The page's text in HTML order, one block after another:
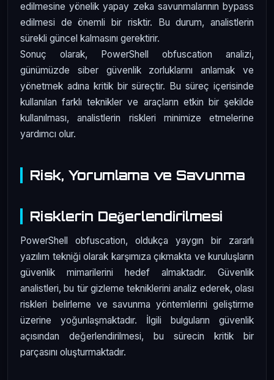
edilmesine yönelik yapay zeka savunmalarının bypass
edilmesi de önemli bir risktir. Bu durum, analistlerin
sürekli güncel kalmasını gerektirir.
Sonuç olarak, PowerShell obfuscation analizi,
günümüzde siber güvenlik zorluklarını anlamak ve
yönetmek adına kritik bir süreçtir. Bu süreç içerisinde
kullanılan farklı teknikler ve araçların etkin bir şekilde
kullanılması, analistlerin riskleri minimize etmelerine
yardımcı olur.
Risk, Yorumlama ve Savunma
Risklerin Değerlendirilmesi
PowerShell obfuscation, oldukça yaygın bir zararlı
yazılım tekniği olarak karşımıza çıkmakta ve kuruluşların
güvenlik mimarilerini hedef almaktadır. Güvenlik
analistleri, bu tür gizleme tekniklerini analiz ederek, olası
riskleri belirleme ve savunma yöntemlerini geliştirme
üzerine yoğunlaşmaktadır. İlgili bulguların güvenlik
açısından değerlendirilmesi, bu sürecin kritik bir
parçasını oluşturmaktadır.